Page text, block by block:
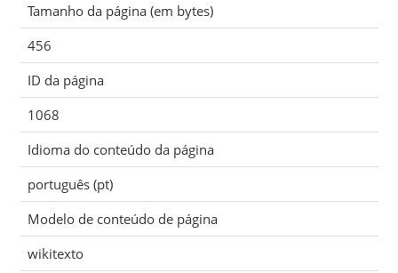
Tamanho da página (em bytes)
456
ID da página
1068
Idioma do conteúdo da página
português (pt)
Modelo de conteúdo de página
wikitexto